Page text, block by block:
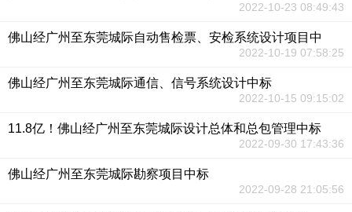
2022-10-23 08:49:43
佛山经广州至东莞城际自动售检票、安检系统设计项目中
2022-10-19 07:58:25
佛山经广州至东莞城际通信、信号系统设计中标
2022-10-15 09:15:02
11.8亿！佛山经广州至东莞城际设计总体和总包管理中标
2022-09-30 17:43:36
佛山经广州至东莞城际勘察项目中标
2022-09-28 21:05:56